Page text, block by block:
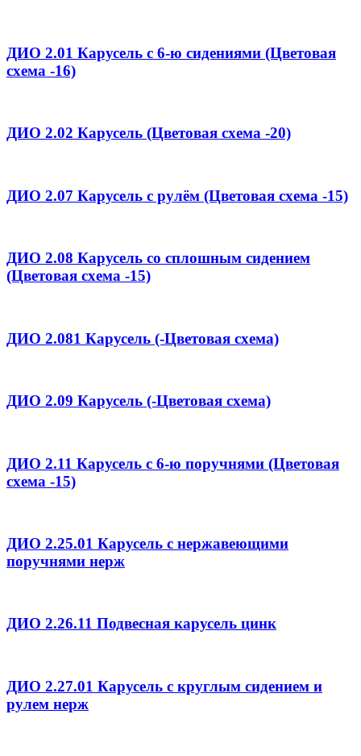
ДИО 2.01 Карусель с 6-ю сидениями (Цветовая
схема -16)
ДИО 2.02 Карусель (Цветовая схема -20)
ДИО 2.07 Карусель с рулём (Цветовая схема -15)
ДИО 2.08 Карусель со сплошным сидением
(Цветовая схема -15)
ДИО 2.081 Карусель (-Цветовая схема)
ДИО 2.09 Карусель (-Цветовая схема)
ДИО 2.11 Карусель с 6-ю поручнями (Цветовая
схема -15)
ДИО 2.25.01 Карусель с нержавеющими
поручнями нерж
ДИО 2.26.11 Подвесная карусель цинк
ДИО 2.27.01 Карусель с круглым сидением и
рулем нерж